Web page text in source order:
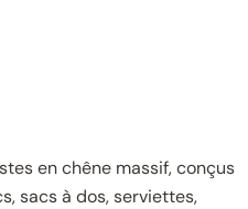
en chêne massif, conçus
sacs à dos, serviettes,